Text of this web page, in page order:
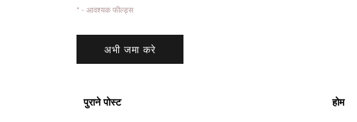
* - आवश्यक फील्ड्स
पुराने पोस्ट होम